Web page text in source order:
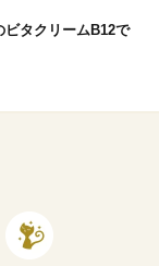
ビタクリームB12で